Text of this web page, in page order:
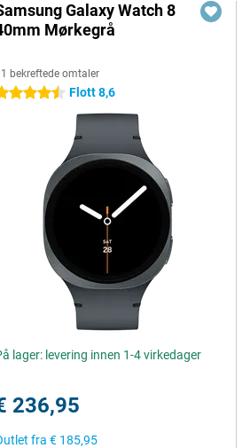
Galaxy Watch 8
Mørkegrå
bekreftede omtaler
stjerner Flott 8,6
lager: levering innen 1-4 virkedager
236,95
fra€ 185,95